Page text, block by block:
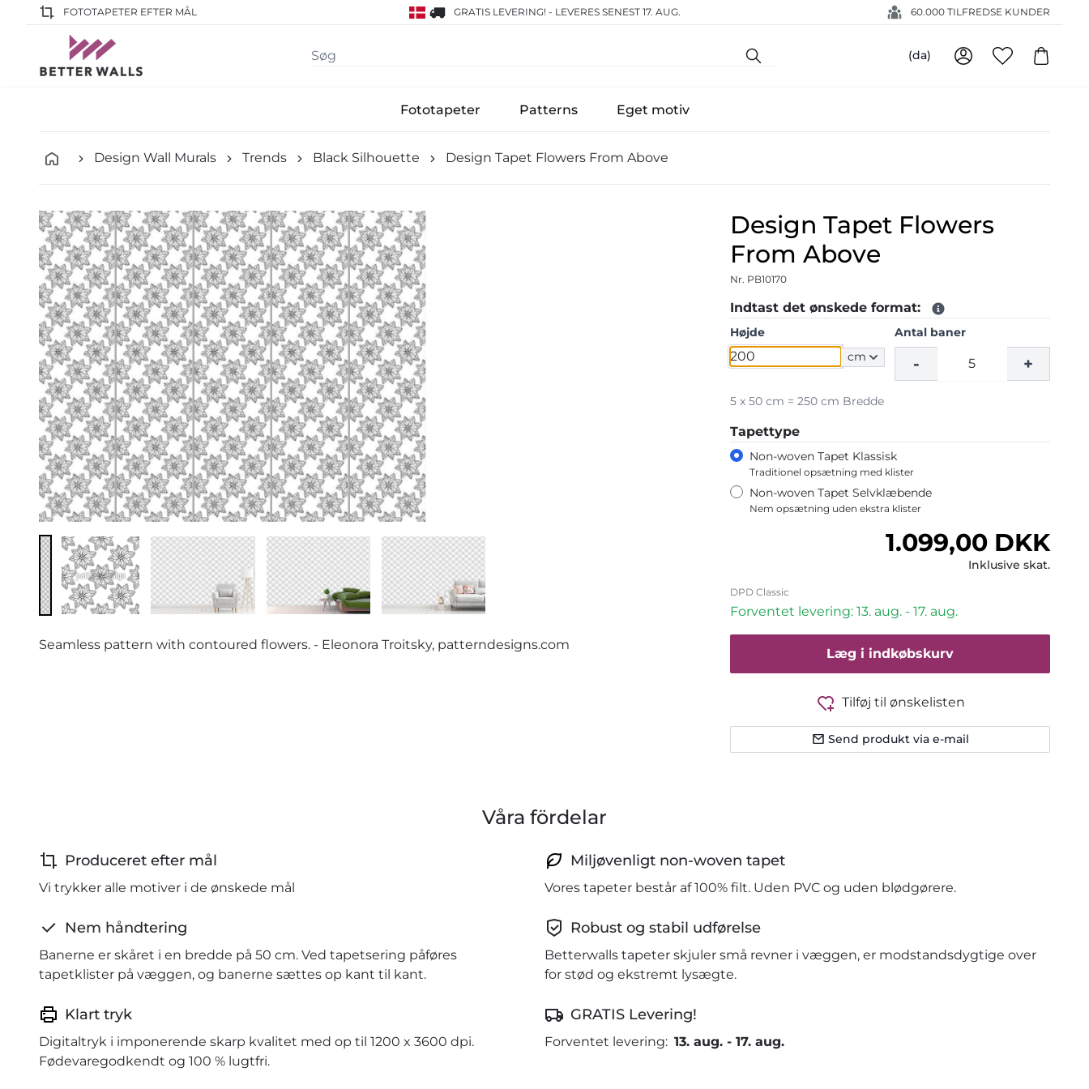
FOTOTAPETER EFTER MÅL GRATIS LEVERING! - LEVERES SENEST 17. AUG. 60.000 TILFREDSE KUNDER
(da)
Fototapeter Patterns Eget motiv
Design Wall Murals Trends Black Silhouette Design Tapet Flowers From Above
Seamless pattern with contoured flowers. - Eleonora Troitsky, patterndesigns.com
Design Tapet Flowers
From Above
Nr. PB10170
Indtast det ønskede format:
Højde
cm
Antal baner
- +
5 x 50 cm = 250 cm Bredde
Tapettype
Non-woven Tapet Klassisk
Traditionel opsætning med klister
Non-woven Tapet Selvklæbende
Nem opsætning uden ekstra klister
Normalpris
1.099,00 DKK
Inklusive skat.
DPD Classic
Forventet levering: 13. aug. - 17. aug.
Læg i indkøbskurv
Tilføj til ønskelisten
Send produkt via e-mail
Våra fördelar
Produceret efter mål
Vi trykker alle motiver i de ønskede mål
Miljøvenligt non-woven tapet
Vores tapeter består af 100% filt. Uden PVC og uden blødgørere.
Nem håndtering
Banerne er skåret i en bredde på 50 cm. Ved tapetsering påføres
tapetklister på væggen, og banerne sættes op kant til kant.
Robust og stabil udførelse
Betterwalls tapeter skjuler små revner i væggen, er modstandsdygtige over
for stød og ekstremt lysægte.
Klart tryk
Digitaltryk i imponerende skarp kvalitet med op til 1200 x 3600 dpi.
Fødevaregodkendt og 100 % lugtfri.
GRATIS Levering!
Forventet levering: 13. aug. - 17. aug.